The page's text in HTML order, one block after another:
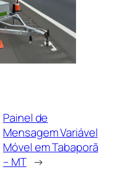
Painel de
Mensagem Variável
Móvel em Tabaporã
– MT →